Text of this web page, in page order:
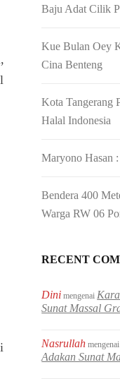
Baju Adat Cilik
Kue Bulan Oey
Cina Benteng
Kota Tangerang
Halal Indonesia
Maryono Hasan
Bendera 400
Warga RW 06
RECENT
Dini mengenai
Sunat Massal
Nasrullah
Adakan Sunat